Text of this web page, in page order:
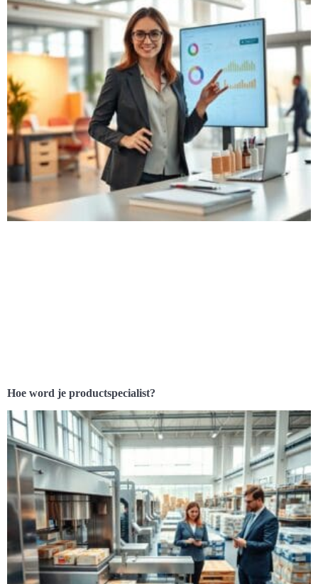
Hoe word je productspecialist?